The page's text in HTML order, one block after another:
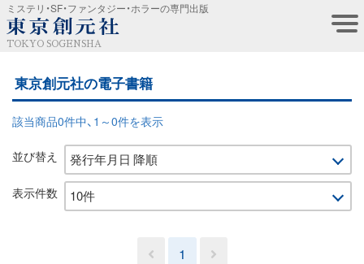
ミステリ・SF・ファンタジー・ホラーの専門出版
TOKYO SOGENSHA
東京創元社の電子書籍
該当商品0件中、1～0件を表示
並び替え
表示件数
1